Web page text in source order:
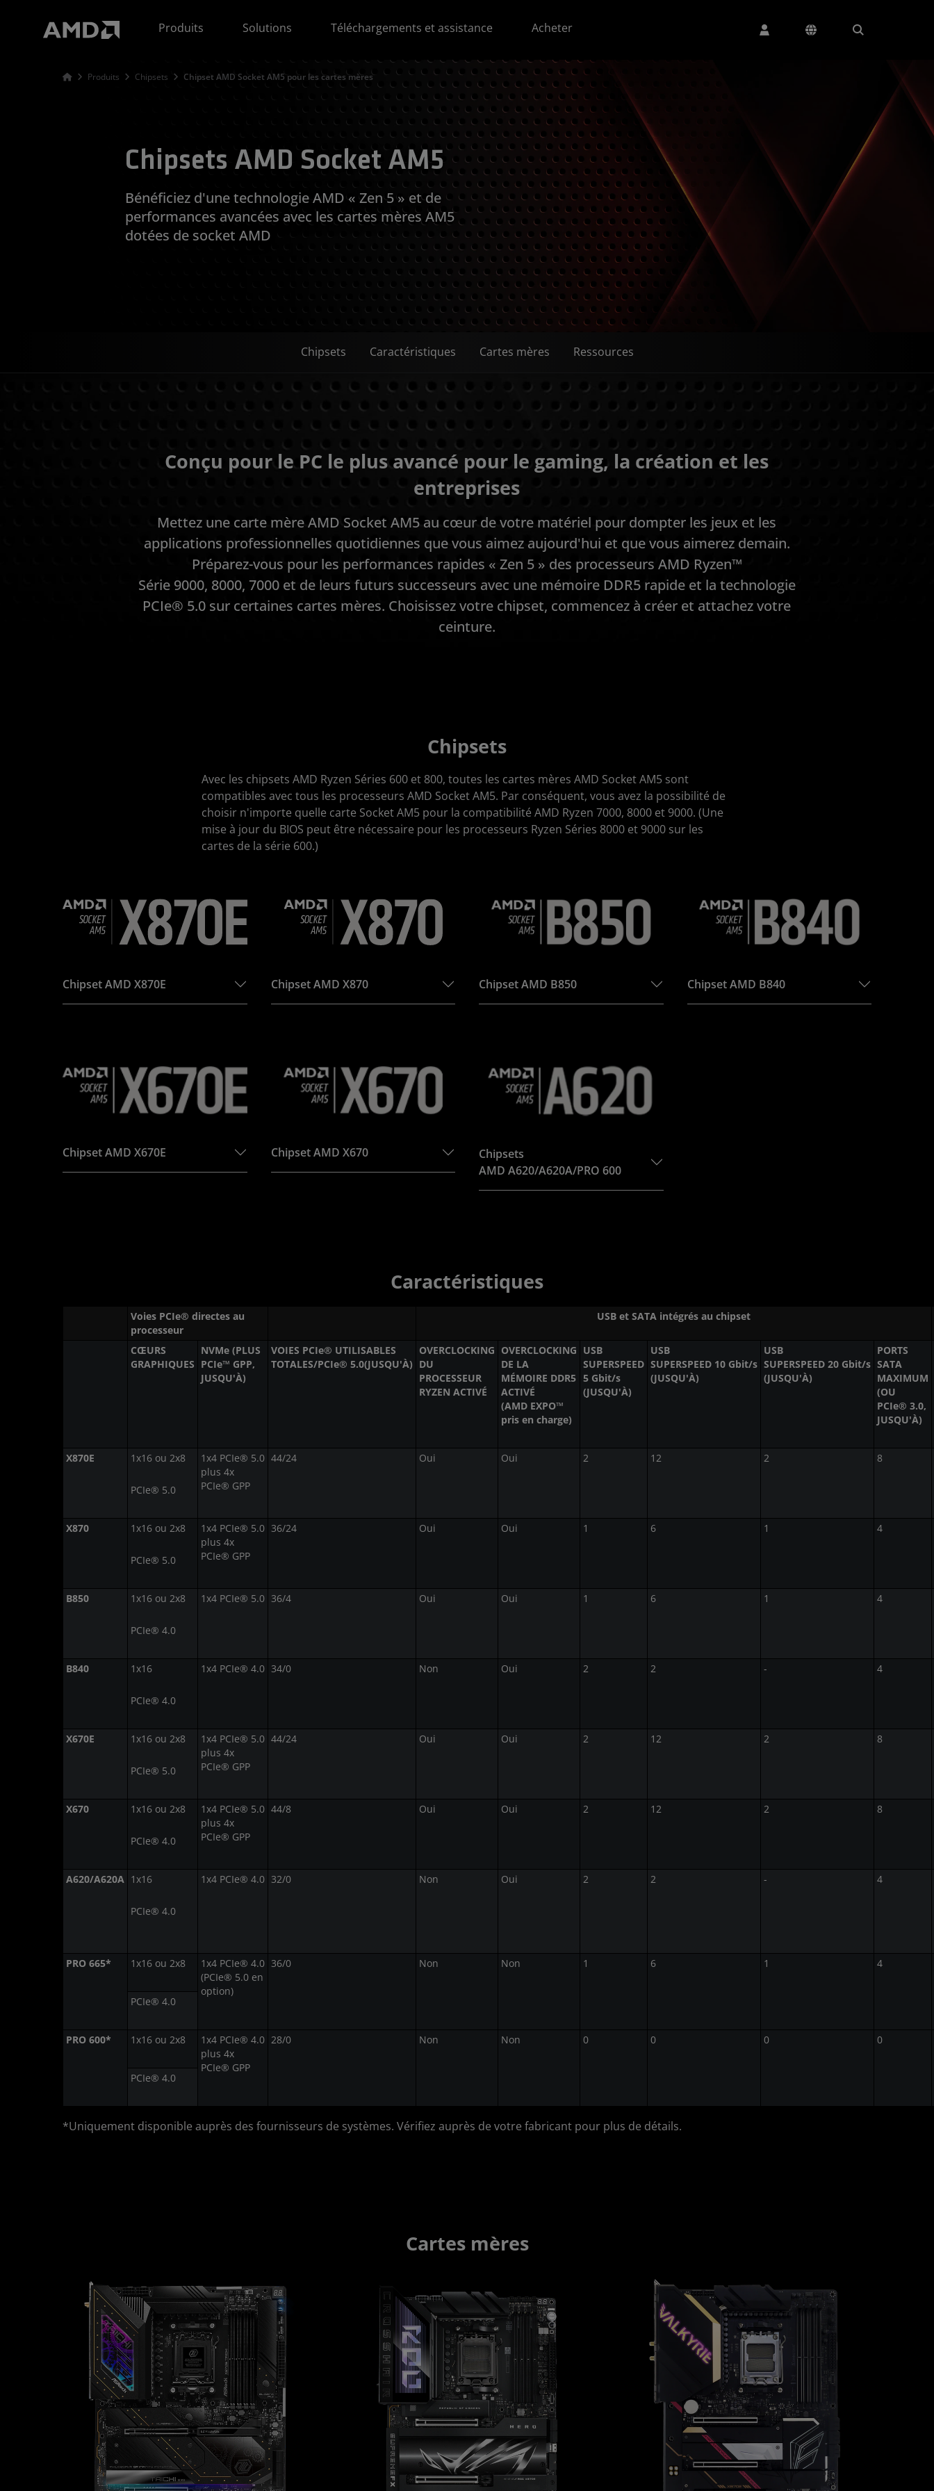
Produits
Solutions Téléchargements et assistance Acheter
Produits Chipsets Chipset AMD Socket AM5 pour les cartes mères
Chipsets AMD Socket AM5
Bénéficiez d'une technologie AMD « Zen 5 » et de
performances avancées avec les cartes mères AM5
dotées de socket AMD
Chipsets Caractéristiques Cartes mères Ressources
Conçu pour le PC le plus avancé pour le gaming, la création et les
entreprises
Mettez une carte mère AMD Socket AM5 au cœur de votre matériel pour dompter les jeux et les
applications professionnelles quotidiennes que vous aimez aujourd'hui et que vous aimerez demain.
Préparez-vous pour les performances rapides « Zen 5 » des processeurs AMD Ryzen™
Série 9000, 8000, 7000 et de leurs futurs successeurs avec une mémoire DDR5 rapide et la technologie
PCIe® 5.0 sur certaines cartes mères. Choisissez votre chipset, commencez à créer et attachez votre
ceinture.
Chipsets
Avec les chipsets AMD Ryzen Séries 600 et 800, toutes les cartes mères AMD Socket AM5 sont
compatibles avec tous les processeurs AMD Socket AM5. Par conséquent, vous avez la possibilité de
choisir n'importe quelle carte Socket AM5 pour la compatibilité AMD Ryzen 7000, 8000 et 9000. (Une
mise à jour du BIOS peut être nécessaire pour les processeurs Ryzen Séries 8000 et 9000 sur les
cartes de la série 600.)
Chipset AMD X870E Chipset AMD X870 Chipset AMD B850 Chipset AMD B840
Chipset AMD X670E Chipset AMD X670
Chipsets
AMD A620/A620A/PRO 600
Caractéristiques
Voies PCIe® directes au
processeur
USB et SATA intégrés au chipset
CŒURS
GRAPHIQUES
NVMe (PLUS
PCIe™ GPP,
JUSQU'À)
VOIES PCIe® UTILISABLES
TOTALES/PCIe® 5.0(JUSQU'À)
OVERCLOCKING
DU
PROCESSEUR
RYZEN ACTIVÉ
OVERCLOCKING
DE LA
MÉMOIRE DDR5
ACTIVÉ
(AMD EXPO™
pris en charge)
USB
SUPERSPEED
5 Gbit/s
(JUSQU'À)
USB
SUPERSPEED 10 Gbit/s
(JUSQU'À)
USB
SUPERSPEED 20 Gbit/s
(JUSQU'À)
PORTS
SATA
MAXIMUM
(OU
PCIe® 3.0,
JUSQU'À)
X870E 1x16 ou 2x8
PCIe® 5.0
1x4 PCIe® 5.0
plus 4x
PCIe® GPP
44/24 Oui Oui 2 12 2 8
X870 1x16 ou 2x8
PCIe® 5.0
1x4 PCIe® 5.0
plus 4x
PCIe® GPP
36/24 Oui Oui 1 6 1 4
B850 1x16 ou 2x8
PCIe® 4.0
1x4 PCIe® 5.0 36/4 Oui Oui 1 6 1 4
B840 1x16
PCIe® 4.0
1x4 PCIe® 4.0 34/0 Non Oui 2 2 - 4
X670E 1x16 ou 2x8
PCIe® 5.0
1x4 PCIe® 5.0
plus 4x
PCIe® GPP
44/24 Oui Oui 2 12 2 8
X670 1x16 ou 2x8
PCIe® 4.0
1x4 PCIe® 5.0
plus 4x
PCIe® GPP
44/8 Oui Oui 2 12 2 8
A620/A620A 1x16
PCIe® 4.0
1x4 PCIe® 4.0 32/0 Non Oui 2 2 - 4
PRO 665* 1x16 ou 2x8
1x4 PCIe® 4.0
(PCIe® 5.0 en
option)
36/0 Non Non 1 6 1 4
PCIe® 4.0
PRO 600* 1x16 ou 2x8
1x4 PCIe® 4.0
plus 4x
PCIe® GPP
28/0 Non Non 0 0 0 0
PCIe® 4.0
*Uniquement disponible auprès des fournisseurs de systèmes. Vérifiez auprès de votre fabricant pour plus de détails.
Cartes mères